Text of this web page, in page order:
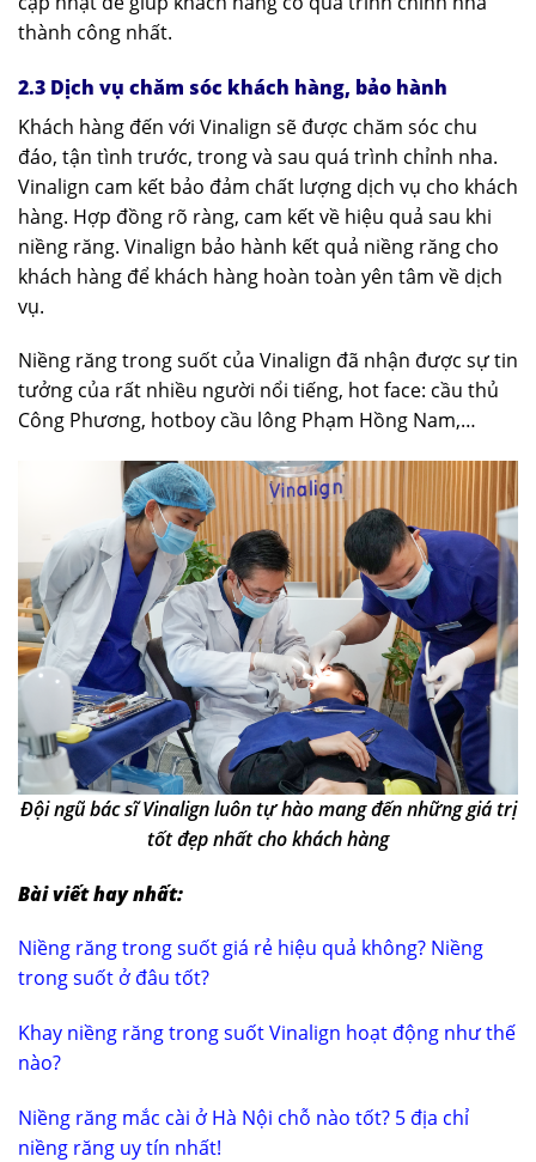
thành công nhất.
2.3 Dịch vụ chăm sóc khách hàng, bảo hành
Khách hàng đến với Vinalign sẽ được chăm sóc chu
đáo, tận tình trước, trong và sau quá trình chỉnh nha.
Vinalign cam kết bảo đảm chất lượng dịch vụ cho khách
hàng. Hợp đồng rõ ràng, cam kết về hiệu quả sau khi
niềng răng. Vinalign bảo hành kết quả niềng răng cho
khách hàng để khách hàng hoàn toàn yên tâm về dịch
vụ.
Niềng răng trong suốt của Vinalign đã nhận được sự tin
tưởng của rất nhiều người nổi tiếng, hot face: cầu thủ
Công Phương, hotboy cầu lông Phạm Hồng Nam,…
Đội ngũ bác sĩ Vinalign luôn tự hào mang đến những giá trị
tốt đẹp nhất cho khách hàng
Bài viết hay nhất:
Niềng răng trong suốt giá rẻ hiệu quả không? Niềng
trong suốt ở đâu tốt?
Khay niềng răng trong suốt Vinalign hoạt động như thế
nào?
Niềng răng mắc cài ở Hà Nội chỗ nào tốt? 5 địa chỉ
niềng răng uy tín nhất!